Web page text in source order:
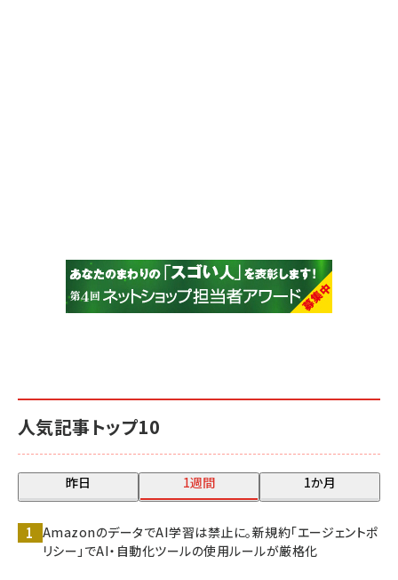
人気記事トップ10
昨日 1週間 1か月
AmazonのデータでAI学習は禁止に。新規約「エージェントポ
リシー」でAI・自動化ツールの使用ルールが厳格化